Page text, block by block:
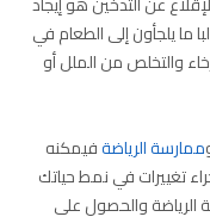
ما يلجأون إلى الطعام في
والتخلص من الملل أو
ممارسة الرياضةفيمكنه
تغييرات في نمط حياتك
الرياضة والحصول على